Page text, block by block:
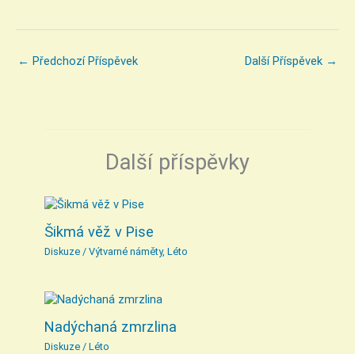
← Předchozí Příspěvek Další Příspěvek →
Další příspěvky
Šikmá věž v Pise
Diskuze /Výtvarné náměty,Léto
Nadýchaná zmrzlina
Diskuze /Léto